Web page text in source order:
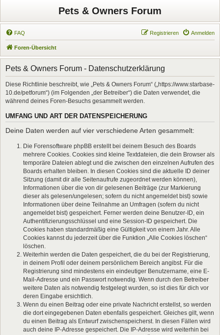
Pets & Owners Forum
FAQ Anmelden
Registrieren
Foren-Übersicht
Pets & Owners Forum - Datenschutzerklärung
Diese Richtlinie beschreibt, wie „Pets & Owners Forum“ („https://www.starbase-
10.de/petforum“) (im Folgenden „der Betreiber“) die Daten verwendet, die
während deines Foren-Besuchs gesammelt werden.
UMFANG UND ART DER DATENSPEICHERUNG
Deine Daten werden auf vier verschiedene Arten gesammelt:
Die Forensoftware phpBB erstellt bei deinem Besuch des Boards
mehrere Cookies. Cookies sind kleine Textdateien, die dein Browser als
temporäre Dateien ablegt und die zwischen den einzelnen Aufrufen des
Boards erhalten bleiben. In diesen Cookies sind die aktuelle ID deiner
Sitzung (damit dir alle Seitenaufrufe zugeordnet werden können),
Informationen über die von dir gelesenen Beiträge (zur Markierung
dieser als gelesen/ungelesen; sofern du nicht angemeldet bist) sowie
Informationen über deine Teilnahme an Umfragen (sofern du nicht
angemeldet bist) gespeichert. Ferner werden deine Benutzer-ID, ein
Authentifizierungsschlüssel und eine Session-ID gespeichert. Die
Cookies haben standardmäßig eine Gültigkeit von einem Jahr. Alle
Cookies kannst du jederzeit über die Funktion „Alle Cookies löschen“
löschen.
Weiterhin werden die Daten gespeichert, die du bei der Registrierung,
in deinem Profil oder deinem persönlichem Bereich angibst. Für die
Registrierung sind mindestens ein eindeutiger Benutzername, eine E-
Mail-Adresse und ein Passwort notwendig. Wenn durch den Betreiber
weitere Daten als notwendig festgelegt wurden, so ist dies für dich vor
deren Eingabe ersichtlich.
Wenn du einen Beitrag oder eine private Nachricht erstellst, so werden
die dort eingegebenen Daten ebenfalls gespeichert. Gleiches gilt, wenn
du einen Beitrag als Entwurf zwischenspeicherst. In diesen Fällen wird
auch deine IP-Adresse gespeichert. Die IP-Adresse wird weiterhin bei